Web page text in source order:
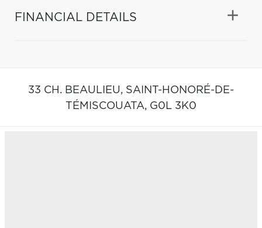
FINANCIAL DETAILS
33 CH. BEAULIEU, SAINT-HONORÉ-DE-
TÉMISCOUATA, G0L 3K0